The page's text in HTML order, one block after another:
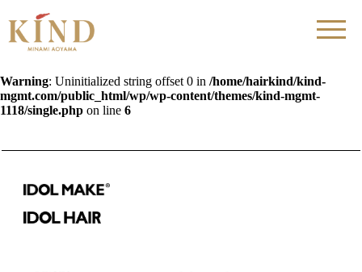
Warning: Uninitialized string offset 0 in /home/hairkind/kind-
mgmt.com/public_html/wp/wp-content/themes/kind-mgmt-
1118/single.php on line 6